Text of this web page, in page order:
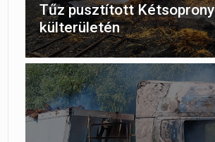
Tűz pusztított Kétsoprony
külterületén